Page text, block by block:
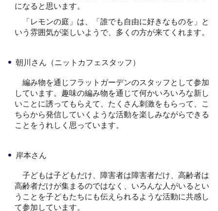
になると思います。
「レモンの庭」は、「誰でも自由に好きなものを」と
いう雰囲気が楽しいようで、多くの方が来てくれます。
朝川さん（ニットカフェスタッフ）
編み物を通じフラットガーデンのスタッフとして参加
しています。趣味の編み物を通じて何かいろいろな新し
いことに誘ってもらえて、たくさん刺激をもらって、こ
ちらから発信していくような活動を楽しみながらできる
ことをうれしく思っています。
岸本さん
子どもは子どもだけ、障害者は障害者だけ、高齢者は
高齢者だけが集まるのではなく、いろんな人がいるとい
うことを子どもたちにも伝えられるような活動に共感し
て参加しています。